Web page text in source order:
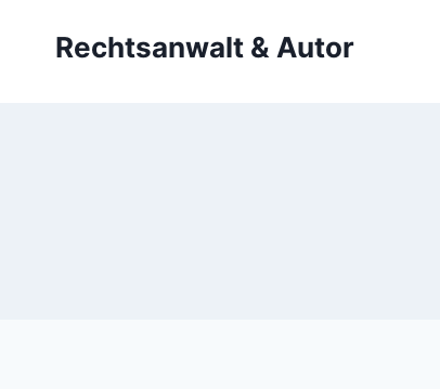
Rechtsanwalt & Autor